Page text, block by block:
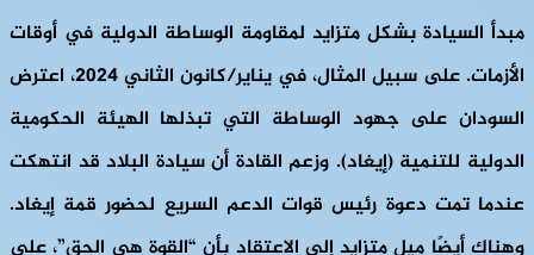
مبدأ السيادة بشكل متزايد لمقاومة الوساطة الدولية في أوقات
الأزمات. على سبيل المثال، في يناير/كانون الثاني 2024، اعترض
السودان على جهود الوساطة التي تبذلها الهيئة الحكومية
الدولية للتنمية (إيغاد). وزعم القادة أن سيادة البلاد قد انتهكت
عندما تمت دعوة رئيس قوات الدعم السريع لحضور قمة إيغاد.
وهناك أيضًا ميل متزايد إلى الاعتقاد بأن “القوة هي الحق”، على